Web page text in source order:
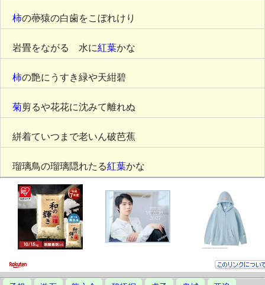
柿の蔕猿の白歯をこぼれけり
岩畳をながるゝ水に紅葉かな
柿の艶にうすき緑や天紺碧
菊剪るや花花に沈みて離れぬ
絣着ていつまで老いん破芭蕉
瑠璃鳥の瑠璃隠れたる紅葉かな